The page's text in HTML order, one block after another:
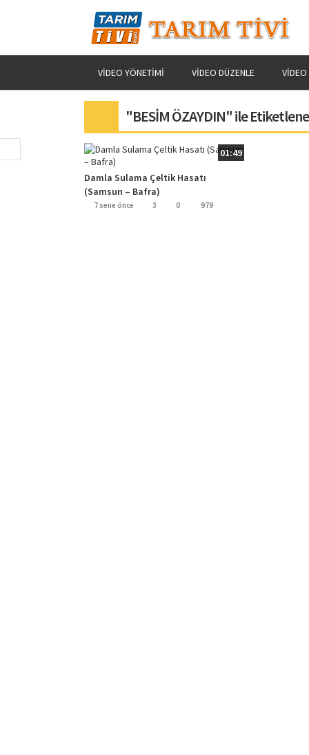
VIDEO YÖNETIMI VIDEO DÜZENLE VIDEO
"BESİM ÖZAYDIN" ile
01:49
Damla Sulama Çeltik Hasatı
(Samsun – Bafra)
7 sene önce 3 0 979